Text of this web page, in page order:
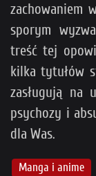
zachowaniem
sporym
treść tej
kilka tytułów
zasługują na
psychozy i
dla Was.
Manga i anime